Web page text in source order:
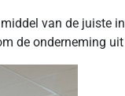
van de
de onderneming